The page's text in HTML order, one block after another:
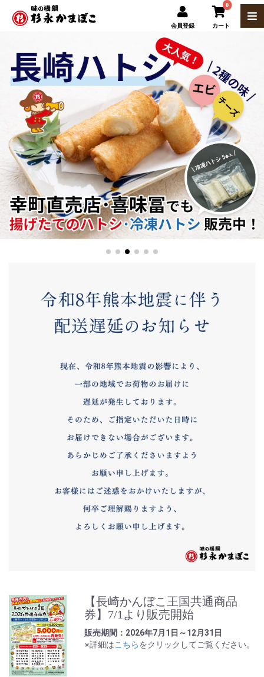
会員登録
0
カート
【長崎かんぼこ王国共通商品
券】7/1より販売開始
販売期間：2026年7月1日～12月31日
※詳細はこちらをクリックしてご覧ください。